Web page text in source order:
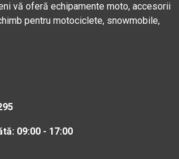
vă oferă echipamente moto, accesorii
pentru motociclete, snowmobile,
09:00 - 17:00